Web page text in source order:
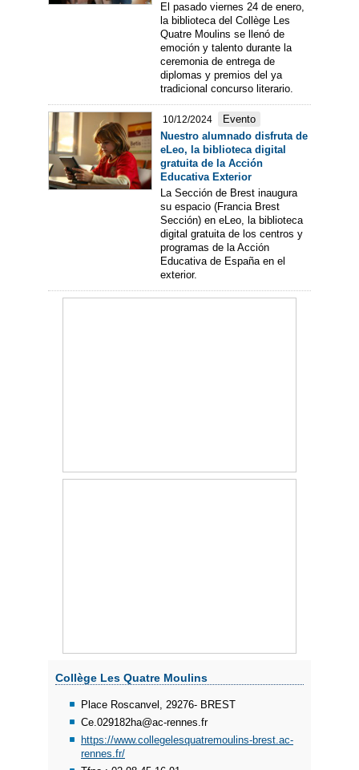
El pasado viernes 24 de enero,
la biblioteca del Collège Les
Quatre Moulins se llenó de
emoción y talento durante la
ceremonia de entrega de
diplomas y premios del ya
tradicional concurso literario.
10/12/2024
Evento
Nuestro alumnado disfruta de
eLeo, la biblioteca digital
gratuita de la Acción
Educativa Exterior
La Sección de Brest inaugura
su espacio (Francia Brest
Sección) en eLeo, la biblioteca
digital gratuita de los centros y
programas de la Acción
Educativa de España en el
exterior.
Collège Les Quatre Moulins
Place Roscanvel, 29276- BREST
Ce.029182ha@ac-rennes.fr
https://www.collegelesquatremoulins-brest.ac-
rennes.fr/